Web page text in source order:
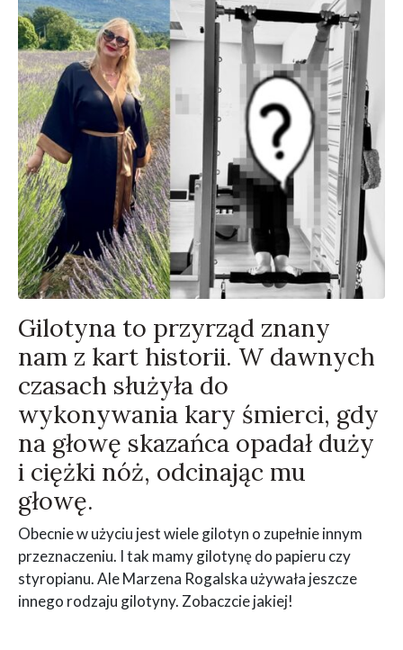
Gilotyna to przyrząd znany
nam z kart historii. W dawnych
czasach służyła do
wykonywania kary śmierci, gdy
na głowę skazańca opadał duży
i ciężki nóż, odcinając mu
głowę.
Obecnie w użyciu jest wiele gilotyn o zupełnie innym
przeznaczeniu. I tak mamy gilotynę do papieru czy
styropianu. Ale Marzena Rogalska używała jeszcze
innego rodzaju gilotyny. Zobaczcie jakiej!